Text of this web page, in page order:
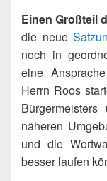
Einen Großteil
die neue
noch in
eine
Herrn Roos
näheren
und die
besser laufen